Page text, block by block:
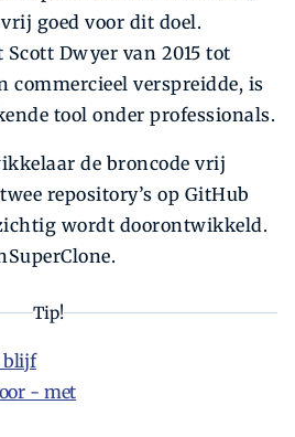
goed voor dit doel.
Scott Dwyer van 2015 tot
commercieel verspreidde, is
tool onder professionals.
de broncode vrij
repository’s op GitHub
wordt doorontwikkeld.
Tip!